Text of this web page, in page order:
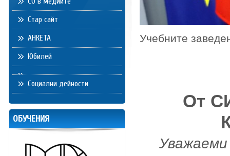
Учебните
От
Стар сайт
АНКЕТА
Юбилей
Социални дейности
ОБУЧЕНИЯ